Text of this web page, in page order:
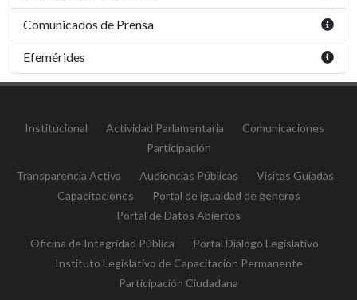
Comunicados de Prensa
Efemérides
Institucional Actividad Parlamentaria
Comunicaciones
Participación
Transparencia Activa Audiencias Públicas
Visitas Guiadas
Capacitaciones
Portal de igualdad de géneros
Portal de Datos Abiertos
Oficina de Integridad Pública
Portal Diálogo Legislativo
Instituto Legislativo de Capacitación Permanente
Participación Ciudadana